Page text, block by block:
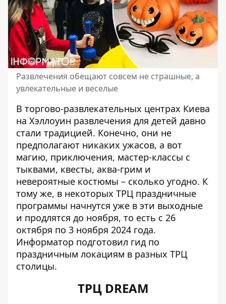
Развлечения обещают совсем не страшные, а
увлекательные и веселые
В торгово-развлекательных центрах Киева
на Хэллоуин развлечения для детей давно
стали традицией. Конечно, они не
предполагают никаких ужасов, а вот
магию, приключения, мастер-классы с
тыквами, квесты, аква-грим и
невероятные костюмы – сколько угодно. К
тому же, в некоторых ТРЦ праздничные
программы начнутся уже в эти выходные
и продлятся до ноября, то есть с 26
октября по 3 ноября 2024 года.
Информатор подготовил гид по
праздничным локациям в разных ТРЦ
столицы.
ТРЦ DREAM